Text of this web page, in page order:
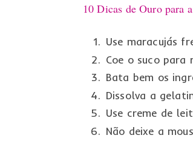
10 Dicas de Ouro para
Use maracujás
Coe o suco para
Bata bem os
Dissolva a
Use creme de
Não deixe a